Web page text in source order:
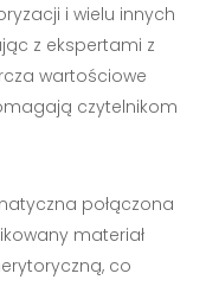
i wielu innych
z ekspertami z
wartościowe
czytelnikom
połączona
materiał
co